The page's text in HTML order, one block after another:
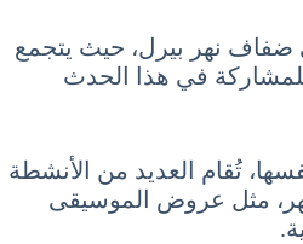
ضفاف نهر بيرل، حيث يتجمع
للمشاركة في هذا الحدث
تُقام العديد من الأنشطة
مثل عروض الموسيقى